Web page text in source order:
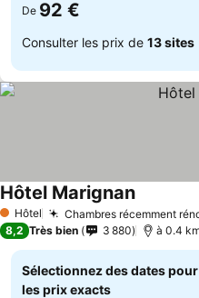
De 92 €
Consulter les prix de 13 sites
1 Étoiles
Hôtel Chambres récemment
Hôtel Marignan
8,2 Très bien 3 880 à 0.4
Sélectionnez des dates
les prix exacts